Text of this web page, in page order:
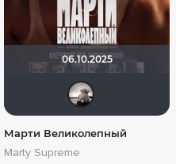
06.10.2025
Марти Великолепный
Marty Supreme